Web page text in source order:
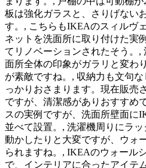
板は強化ガラスと、さりげない
す。, こちらもIKEAのスィルヴ
ネットを洗面所に取り付けた実
てリノベーションされたそう。,
面所全体の印象がガラリと変わ
が素敵ですね。, 収納力も文句
っかりおさまります。現在販売
ですが、清潔感がありおすすめ
スの実例ですが、洗面所壁面に
並べて設置。, 洗濯機周りにラ
動かしたりと大変ですが、ウォ
られますね。, IKEAのウォール
で、インテリアに合ったアイテ